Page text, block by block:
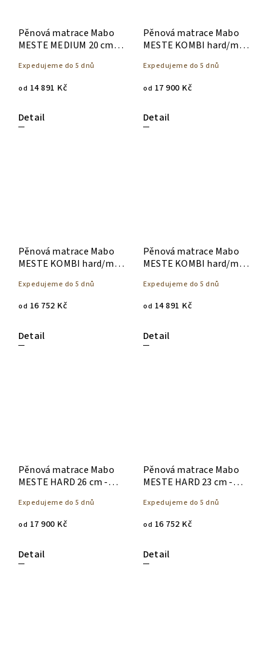
Pěnová matrace Mabo
MESTE MEDIUM 20 cm -
Expedujeme do 5 dnů
od 14 891 Kč
Detail
Pěnová matrace Mabo
MESTE KOMBI hard/med
Expedujeme do 5 dnů
od 17 900 Kč
Detail
Pěnová matrace Mabo
MESTE KOMBI hard/med
Expedujeme do 5 dnů
od 16 752 Kč
Detail
Pěnová matrace Mabo
MESTE KOMBI hard/med
Expedujeme do 5 dnů
od 14 891 Kč
Detail
Pěnová matrace Mabo
MESTE HARD 26 cm -
Expedujeme do 5 dnů
od 17 900 Kč
Detail
Pěnová matrace Mabo
MESTE HARD 23 cm -
Expedujeme do 5 dnů
od 16 752 Kč
Detail